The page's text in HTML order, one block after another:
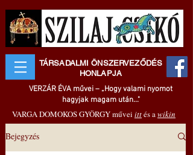
TÁRSADALMI ÖNSZERVEZŐDÉS
HONLAPJA
VERZÁR ÉVA művei – „Hogy valami nyomot
hagyjak magam után..."
VARGA DOMOKOS GYÖRGY művei ittés awikin
Bejegyzés